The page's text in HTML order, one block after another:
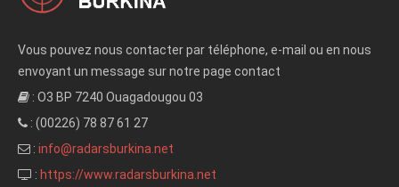
Vous pouvez nous contacter par téléphone, e-mail ou en nous
envoyant un message sur notre page contact
: O3 BP 7240 Ouagadougou 03
: (00226) 78 87 61 27
: info@radarsburkina.net
: https://www.radarsburkina.net